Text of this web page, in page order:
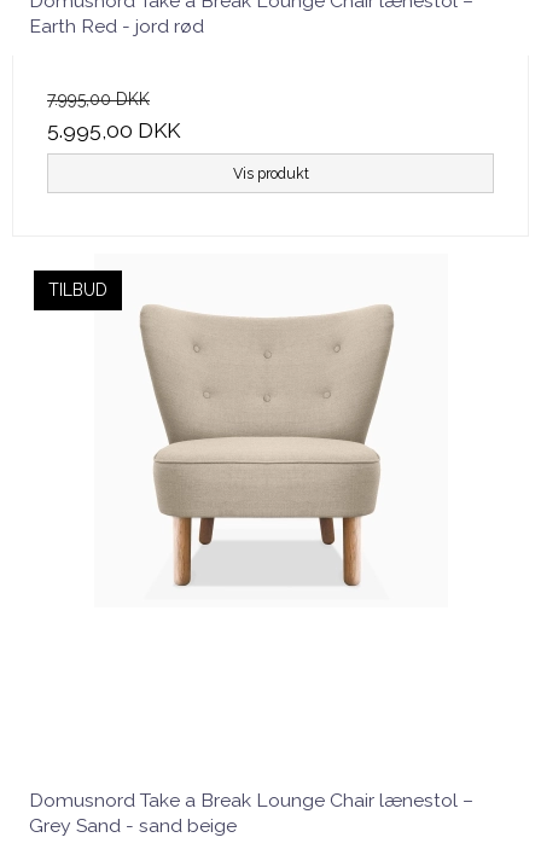
Earth Red - jord rød
7.995,00 DKK
5.995,00 DKK
Vis produkt
TILBUD
Domusnord Take a Break Lounge Chair lænestol –
Grey Sand - sand beige